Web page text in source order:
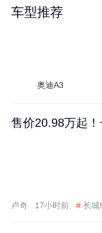
车型推荐
奥迪A3
售价20.98万起
卢奇 17小时前 # 长城